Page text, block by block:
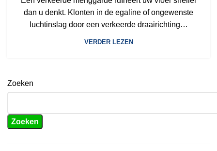
dan u denkt. Klonten in de egaline of ongewenste
luchtinslag door een verkeerde draairichting…
VERDER LEZEN
Zoeken
Zoeken